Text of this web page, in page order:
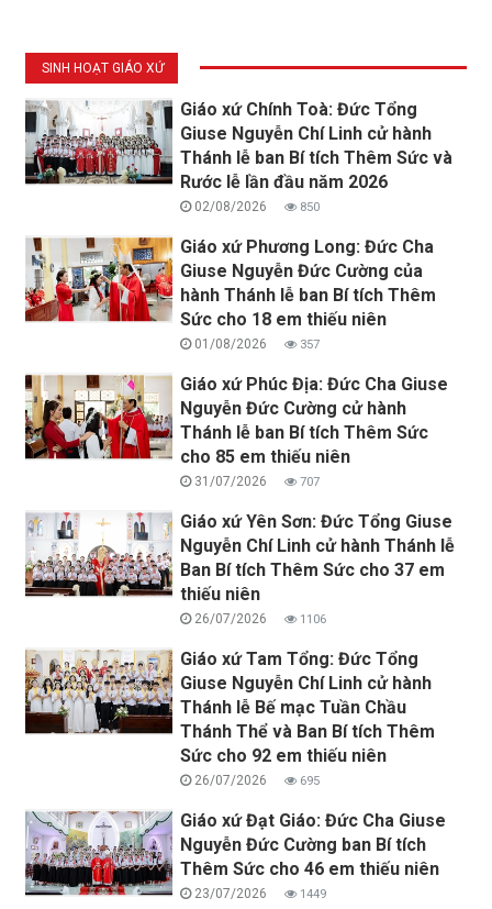
SINH HOẠT GIÁO XỨ
Giáo xứ Chính Toà: Đức Tổng
Giuse Nguyễn Chí Linh cử hành
Thánh lễ ban Bí tích Thêm Sức và
Rước lễ lần đầu năm 2026
02/08/2026 850
Giáo xứ Phương Long: Đức Cha
Giuse Nguyễn Đức Cường của
hành Thánh lễ ban Bí tích Thêm
Sức cho 18 em thiếu niên
01/08/2026 357
Giáo xứ Phúc Địa: Đức Cha Giuse
Nguyễn Đức Cường cử hành
Thánh lễ ban Bí tích Thêm Sức
cho 85 em thiếu niên
31/07/2026 707
Giáo xứ Yên Sơn: Đức Tổng Giuse
Nguyễn Chí Linh cử hành Thánh lễ
Ban Bí tích Thêm Sức cho 37 em
thiếu niên
26/07/2026 1106
Giáo xứ Tam Tổng: Đức Tổng
Giuse Nguyễn Chí Linh cử hành
Thánh lễ Bế mạc Tuần Chầu
Thánh Thể và Ban Bí tích Thêm
Sức cho 92 em thiếu niên
26/07/2026 695
Giáo xứ Đạt Giáo: Đức Cha Giuse
Nguyễn Đức Cường ban Bí tích
Thêm Sức cho 46 em thiếu niên
23/07/2026 1449